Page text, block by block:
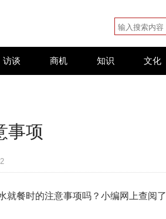
访谈 商机 知识 文化
事项
就餐时的注意事项吗？小编网上查阅了